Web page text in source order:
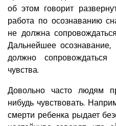
об этом говорит
работа по осознаванию
не должна
Дальнейшее
должно
чувства.
Довольно часто людям
нибудь чувствовать.
смерти ребенка рыдает